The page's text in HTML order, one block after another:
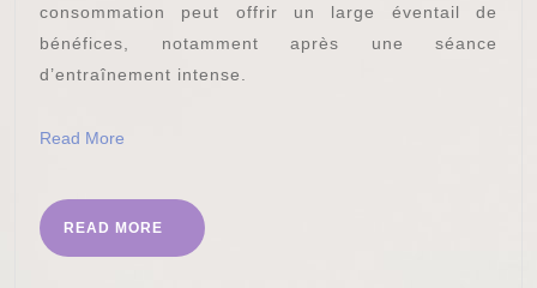
les
consommation peut offrir un large éventail de
bénéfices, notamment après une séance
d’entraînement intense.
Read More
READ MORE
READ
MORE